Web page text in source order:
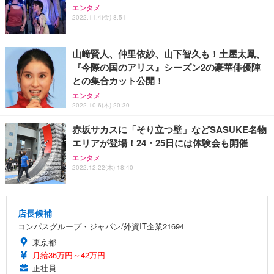
エンタメ
2022.11.4(金) 8:51
山﨑賢人、仲里依紗、山下智久も！土屋太鳳、
『今際の国のアリス』シーズン2の豪華俳優陣
との集合カット公開！
エンタメ
2022.10.6(木) 20:30
赤坂サカスに「そり立つ壁」などSASUKE名物
エリアが登場！24・25日には体験会も開催
エンタメ
2022.12.22(木) 18:40
店長候補
コンパスグループ・ジャパン/外資IT企業21694
東京都
月給36万円～42万円
正社員